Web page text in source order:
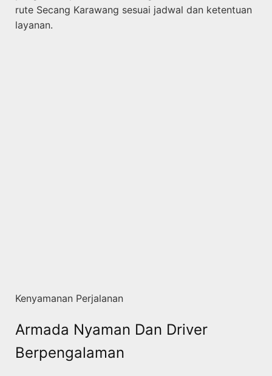
rute Secang Karawang sesuai jadwal dan ketentuan
layanan.
Kenyamanan Perjalanan
Armada Nyaman Dan Driver
Berpengalaman